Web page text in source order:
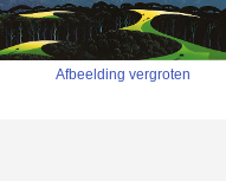
Afbeelding vergroten